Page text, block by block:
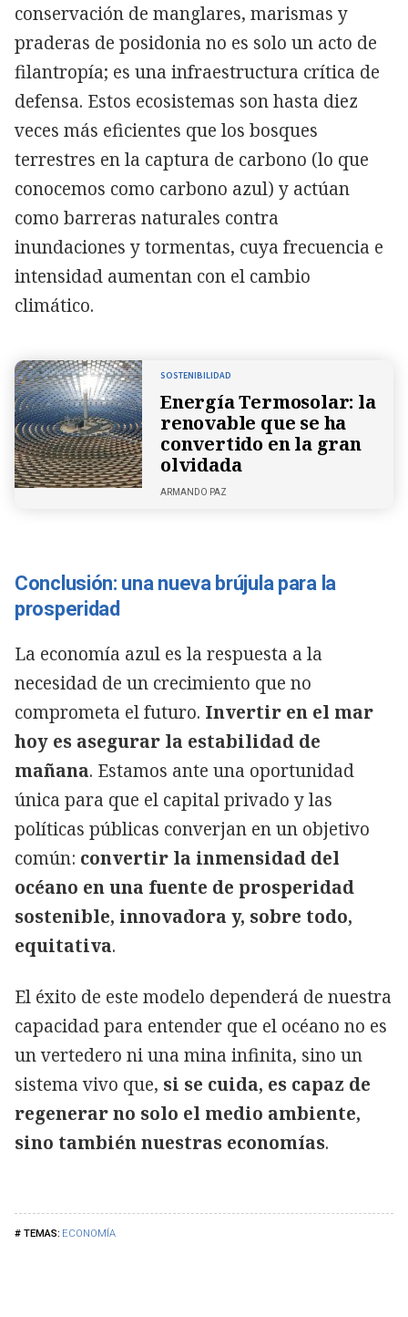
ECONOMÍA
conservación de manglares, marismas y
praderas de posidonia no es solo un acto de
filantropía; es una infraestructura crítica de
defensa. Estos ecosistemas son hasta diez
veces más eficientes que los bosques
terrestres en la captura de carbono (lo que
conocemos como carbono azul) y actúan
como barreras naturales contra
inundaciones y tormentas, cuya frecuencia e
intensidad aumentan con el cambio
climático.
SOSTENIBILIDAD
Energía Termosolar: la
renovable que se ha
convertido en la gran
olvidada
ARMANDO PAZ
Conclusión: una nueva brújula para la
prosperidad
La economía azul es la respuesta a la
necesidad de un crecimiento que no
comprometa el futuro. Invertir en el mar
hoy es asegurar la estabilidad de
mañana. Estamos ante una oportunidad
única para que el capital privado y las
políticas públicas converjan en un objetivo
común: convertir la inmensidad del
océano en una fuente de prosperidad
sostenible, innovadora y, sobre todo,
equitativa.
El éxito de este modelo dependerá de nuestra
capacidad para entender que el océano no es
un vertedero ni una mina infinita, sino un
sistema vivo que, si se cuida, es capaz de
regenerar no solo el medio ambiente,
sino también nuestras economías.